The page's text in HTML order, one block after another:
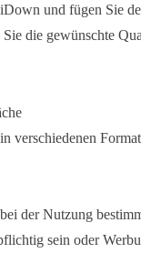
und fügen Sie
die gewünschte
verschiedenen
der Nutzung
sein oder